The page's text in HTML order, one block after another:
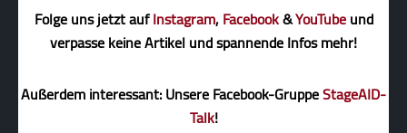
Folge uns jetzt aufInstagram,Facebook&YouTubeund
verpasse keine Artikel und spannende Infos mehr!
Außerdem interessant: Unsere Facebook-GruppeStageAID-
Talk!